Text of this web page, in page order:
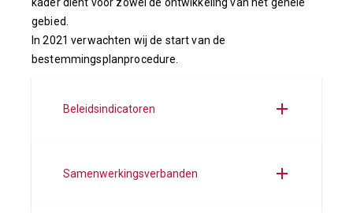
gebied.
In 2021 verwachten wij de start van de
bestemmingsplanprocedure.
Beleidsindicatoren
Samenwerkingsverbanden